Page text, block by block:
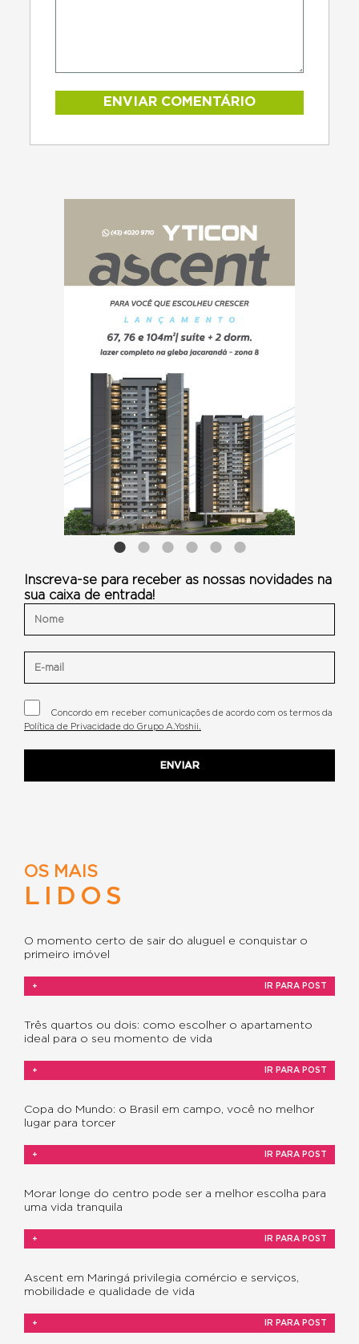
Inscreva-se para receber as nossas novidades na
sua caixa de entrada!
Concordo em receber comunicações de acordo com os termos da
Política de Privacidade do Grupo A.Yoshii.
OS MAIS
LIDOS
O momento certo de sair do aluguel e conquistar o
primeiro imóvel
+ IR PARA POST
Três quartos ou dois: como escolher o apartamento
ideal para o seu momento de vida
+ IR PARA POST
Copa do Mundo: o Brasil em campo, você no melhor
lugar para torcer
+ IR PARA POST
Morar longe do centro pode ser a melhor escolha para
uma vida tranquila
+ IR PARA POST
Ascent em Maringá privilegia comércio e serviços,
mobilidade e qualidade de vida
+ IR PARA POST